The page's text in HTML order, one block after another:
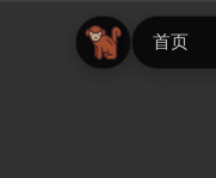
首页